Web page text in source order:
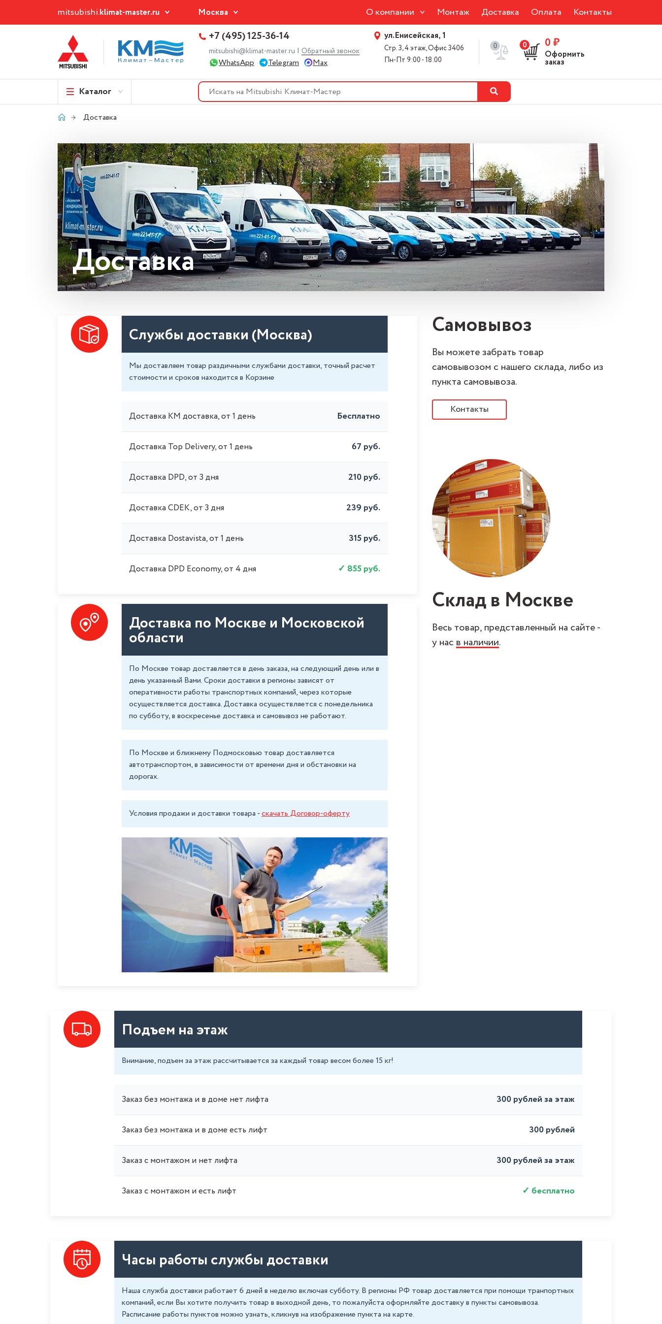
mitsubishi.klimat-master.ru Москва О компании Монтаж Доставка Оплата Контакты
+7 (495) 125-36-14
mitsubishi@klimat-master.ru | Обратный звонок
WhatsApp Telegram Max
ул.Енисейская, 1
Стр. 3, 4 этаж, Офис 3406
Пн-Пт 9:00 - 18:00
0 0 0 ₽
Оформить
заказ
Каталог
Доставка
Доставка
Службы доставки (Москва)
Мы доставляем товар раздичными службами доставки, точный расчет
стоимости и сроков находится в Корзине
Доставка КМ доставка, от 1 день Бесплатно
Доставка Top Delivery, от 1 день 67 руб.
Доставка DPD, от 3 дня 210 руб.
Доставка CDEK, от 3 дня 239 руб.
Доставка Dostavista, от 1 день 315 руб.
Доставка DPD Economy, от 4 дня 855 руб.
Доставка по Москве и Московской
области
По Москве товар доставляется в день заказа, на следующий день или в
день указанный Вами. Сроки доставки в регионы зависят от
оперативности работы транспортных компаний, через которые
осуществляется доставка. Доставка осуществляется с понедельника
по субботу, в воскресенье доставка и самовывоз не работают.
По Москве и ближнему Подмосковью товар доставляется
автотранспортом, в зависимости от времени дня и обстановки на
дорогах.
Условия продажи и доставки товара -скачать Договор-оферту
Самовывоз
Вы можете забрать товар
самовывозом с нашего склада, либо из
пункта самовывоза.
Контакты
Склад в Москве
Весь товар, представленный на сайте -
у нас в наличии.
Подъем на этаж
Внимание, подъем за этаж рассчитывается за каждый товар весом более 15 кг!
Заказ без монтажа и в доме нет лифта 300 рублей за этаж
Заказ без монтажа и в доме есть лифт 300 рублей
Заказ с монтажом и нет лифта 300 рублей за этаж
Заказ с монтажом и есть лифт бесплатно
Часы работы службы доставки
Наша служба доставки работает 6 дней в неделю включая субботу. В регионы РФ товар доставляется при помощи транпортных
компаний, если Вы хотите получить товар в выходной день, то пожалуйста оформляйте доставку в пункты самовывоза.
Расписание работы пунктов можно узнать, кликнув на изображение пункта на карте.